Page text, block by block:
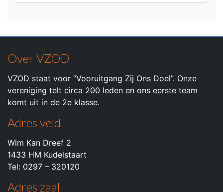
Over VZOD
VZOD staat voor “Vooruitgang Zij Ons Doel”. Onze
vereniging telt circa 200 leden en ons eerste team
komt uit in de 2e klasse.
Adres veld
Wim Kan Dreef 2
1433 HM Kudelstaart
Tel: 0297 – 320120
Adres zaal